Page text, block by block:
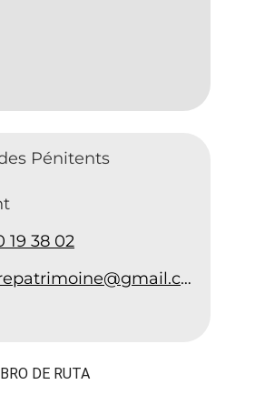
Pénitents
19 38 02
DE RUTA